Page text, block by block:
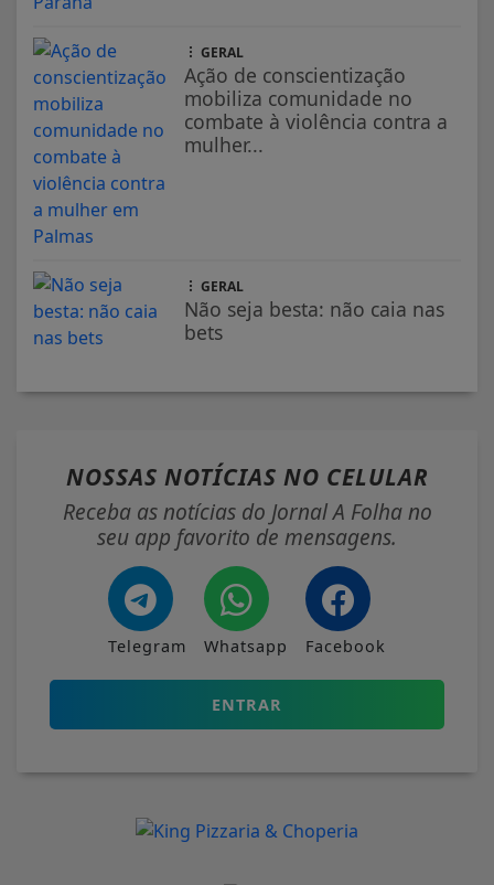
GERAL
Ação de conscientização
mobiliza comunidade no
combate à violência contra a
mulher...
GERAL
Não seja besta: não caia nas
bets
NOSSAS NOTÍCIAS NO CELULAR
Receba as notícias do Jornal A Folha no
seu app favorito de mensagens.
Telegram Whatsapp Facebook
ENTRAR